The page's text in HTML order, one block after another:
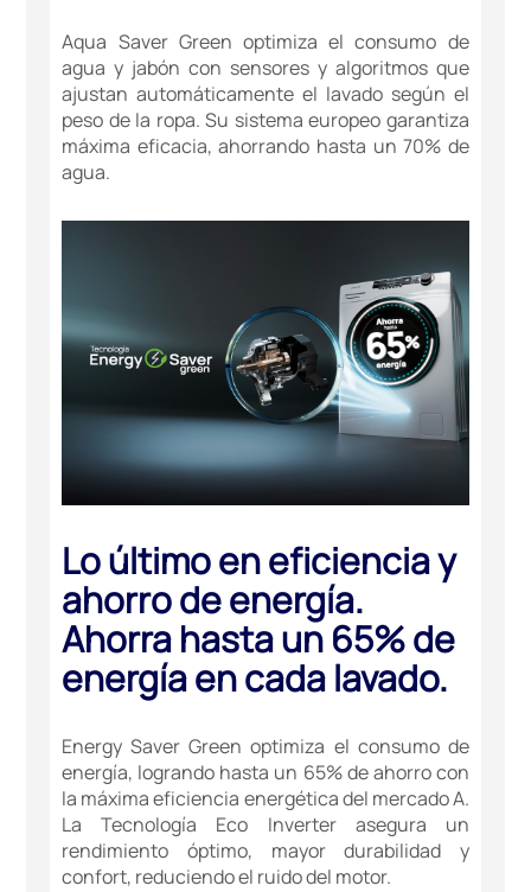
Aqua Saver Green optimiza el consumo de
agua y jabón con sensores y algoritmos que
ajustan automáticamente el lavado según el
peso de la ropa. Su sistema europeo garantiza
máxima eficacia, ahorrando hasta un 70% de
agua.
Lo último en eficiencia y
ahorro de energía.
Ahorra hasta un 65% de
energía en cada lavado.
Energy Saver Green optimiza el consumo de
energía, logrando hasta un 65% de ahorro con
la máxima eficiencia energética del mercado A.
La Tecnología Eco Inverter asegura un
rendimiento óptimo, mayor durabilidad y
confort, reduciendo el ruido del motor.